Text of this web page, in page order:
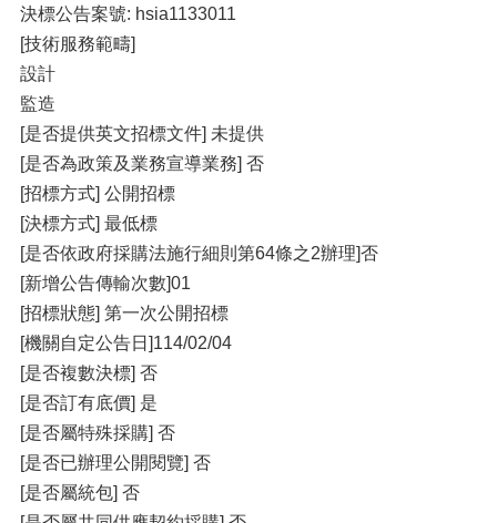
決標公告案號: hsia1133011
[技術服務範疇]
設計
監造
[是否提供英文招標文件] 未提供
[是否為政策及業務宣導業務] 否
[招標方式] 公開招標
[決標方式] 最低標
[是否依政府採購法施行細則第64條之2辦理]否
[新增公告傳輸次數]01
[招標狀態] 第一次公開招標
[機關自定公告日]114/02/04
[是否複數決標] 否
[是否訂有底價] 是
[是否屬特殊採購] 否
[是否已辦理公開閱覽] 否
[是否屬統包] 否